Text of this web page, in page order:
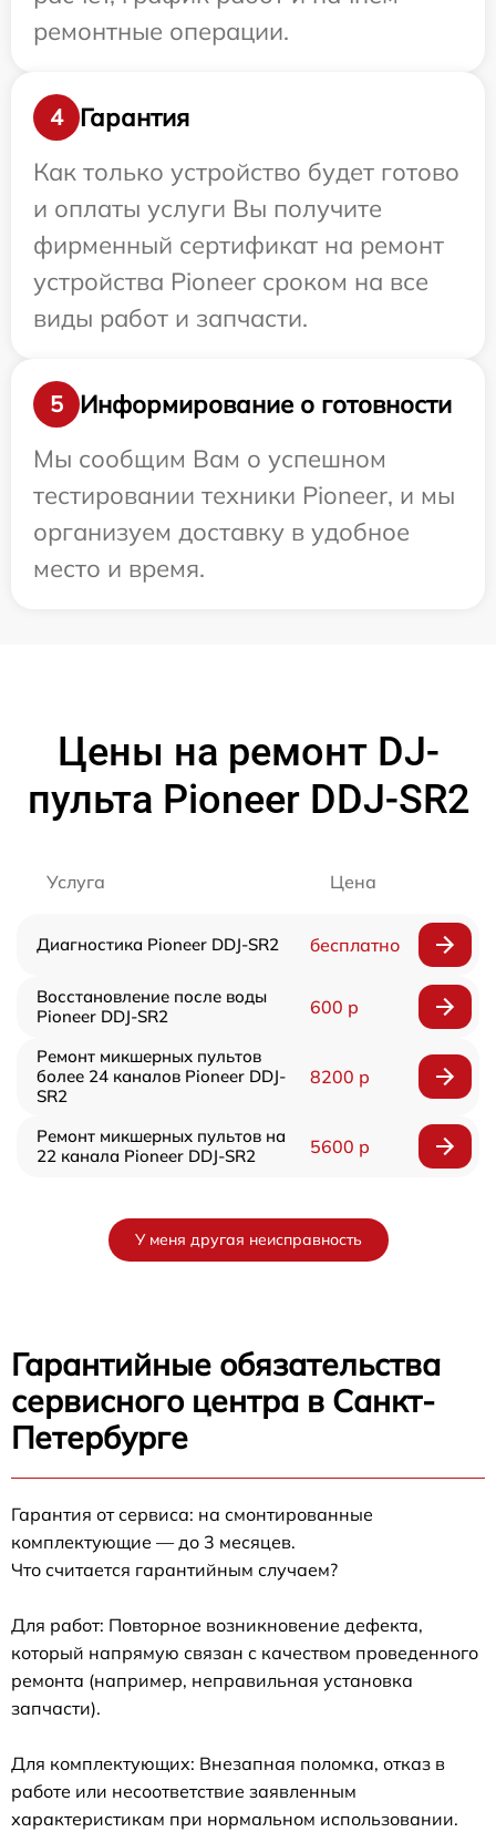
ремонтные операции.
4
Гарантия
Как только устройство будет готово
и оплаты услуги Вы получите
фирменный сертификат на ремонт
устройства Pioneer сроком на все
виды работ и запчасти.
5
Информирование о готовности
Мы сообщим Вам о успешном
тестировании техники Pioneer, и мы
организуем доставку в удобное
место и время.
Цены на ремонт DJ-
пульта Pioneer DDJ-SR2
Услуга Цена
Диагностика Pioneer DDJ-SR2 бесплатно
Восстановление после воды
Pioneer DDJ-SR2
600 р
Ремонт микшерных пультов
более 24 каналов Pioneer DDJ-
SR2
8200 р
Ремонт микшерных пультов на
22 канала Pioneer DDJ-SR2
5600 р
У меня другая неисправность
Гарантийные обязательства
сервисного центра в Санкт-
Петербурге
Гарантия от сервиса: на смонтированные
комплектующие — до 3 месяцев.
Что считается гарантийным случаем?
Для работ: Повторное возникновение дефекта,
который напрямую связан с качеством проведенного
ремонта (например, неправильная установка
запчасти).
Для комплектующих: Внезапная поломка, отказ в
работе или несоответствие заявленным
характеристикам при нормальном использовании.